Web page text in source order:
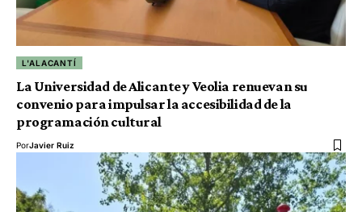
L'ALACANTÍ
La Universidad de Alicante y Veolia renuevan su
convenio para impulsar la accesibilidad de la
programación cultural
PorJavier Ruiz